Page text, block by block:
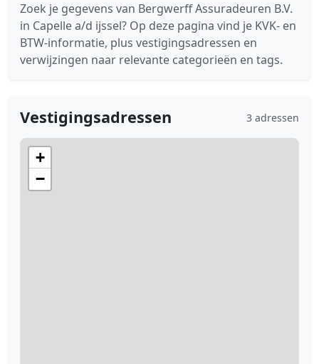
Zoek je gegevens van Bergwerff Assuradeuren B.V.
in Capelle a/d ijssel? Op deze pagina vind je KVK- en
BTW-informatie, plus vestigingsadressen en
verwijzingen naar relevante categorieën en tags.
Vestigingsadressen 3 adressen
+
−